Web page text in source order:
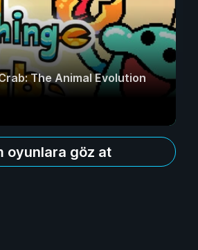
The Animal Evolution
oyunlara göz at